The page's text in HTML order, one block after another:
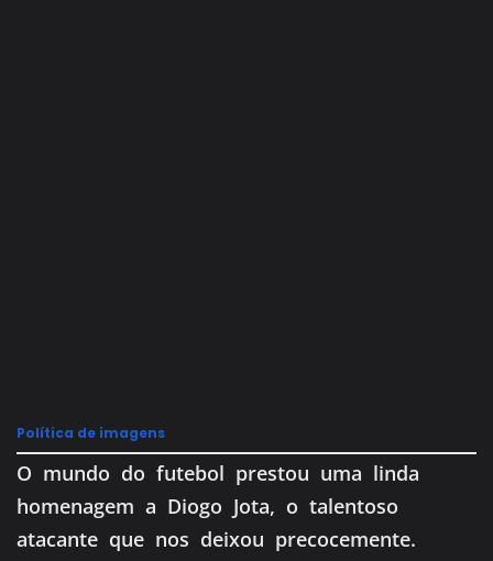
Política de imagens
O mundo do futebol prestou uma linda
homenagem a Diogo Jota, o talentoso
atacante que nos deixou precocemente.